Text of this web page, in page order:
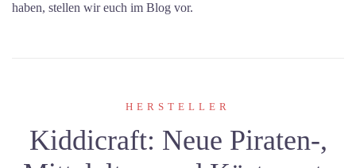
haben, stellen wir euch im Blog vor.
HERSTELLER
Kiddicraft: Neue Piraten-,